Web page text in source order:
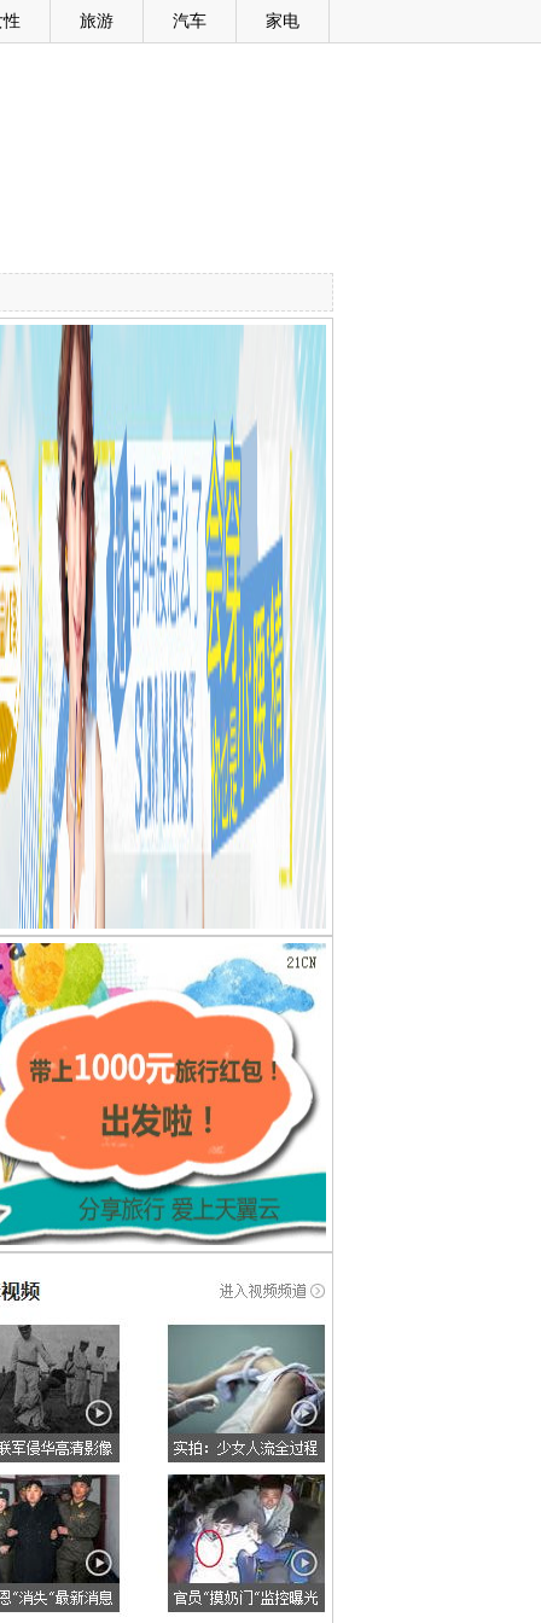
旅游 汽车 家电